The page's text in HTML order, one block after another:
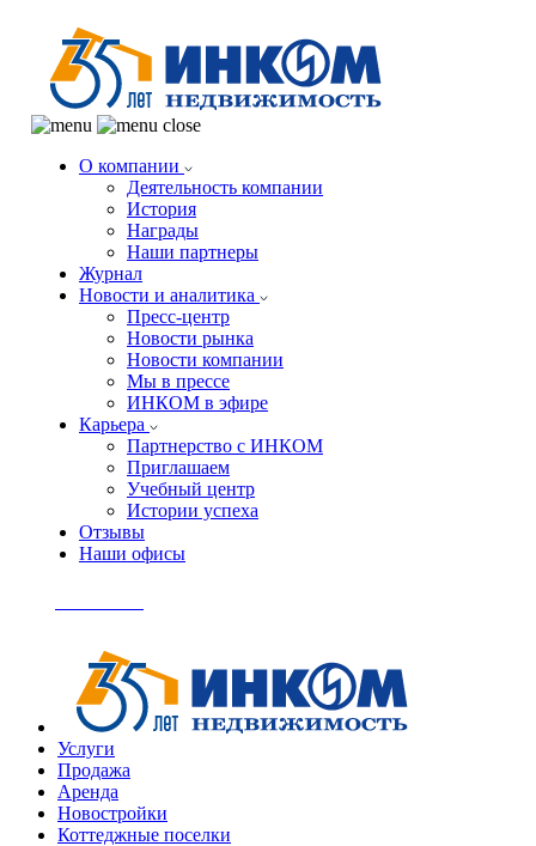
О компании
Деятельность компании
История
Награды
Наши партнеры
Журнал
Новости и аналитика
Пресс-центр
Новости рынка
Новости компании
Мы в прессе
ИНКОМ в эфире
Карьера
Партнерство с ИНКОМ
Приглашаем
Учебный центр
Истории успеха
Отзывы
Наши офисы
Услуги
Продажа
Аренда
Новостройки
Коттеджные поселки